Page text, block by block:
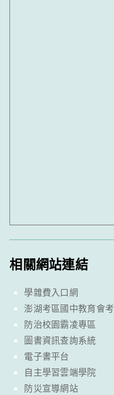
相關網站連結
學雜費入口網
澎湖考區國中教育會考
防治校園霸凌專區
圖書資訊查詢系統
電子書平台
自主學習雲端學院
防災宣導網站